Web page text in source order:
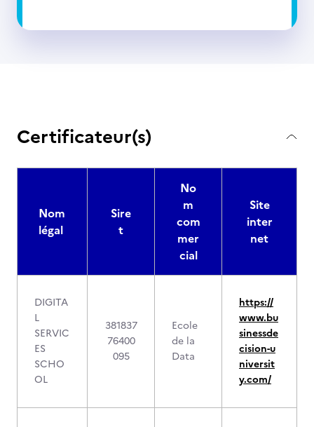
Certificateur(s)
Nom
légal
Sire
t
No
m
com
mer
cial
Site
inter
net
DIGITA
L
SERVIC
ES
SCHO
OL
381837
76400
095
Ecole
de la
Data
https://
www.bu
sinessde
cision-u
niversit
y.com/